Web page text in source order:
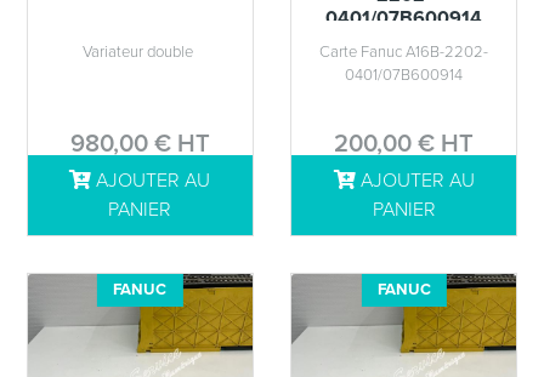
Variateur double
980,00 € HT
AJOUTER AU
PANIER
0401/07B600914
Carte Fanuc A16B-2202-
0401/07B600914
200,00 € HT
AJOUTER AU
PANIER
FANUC FANUC